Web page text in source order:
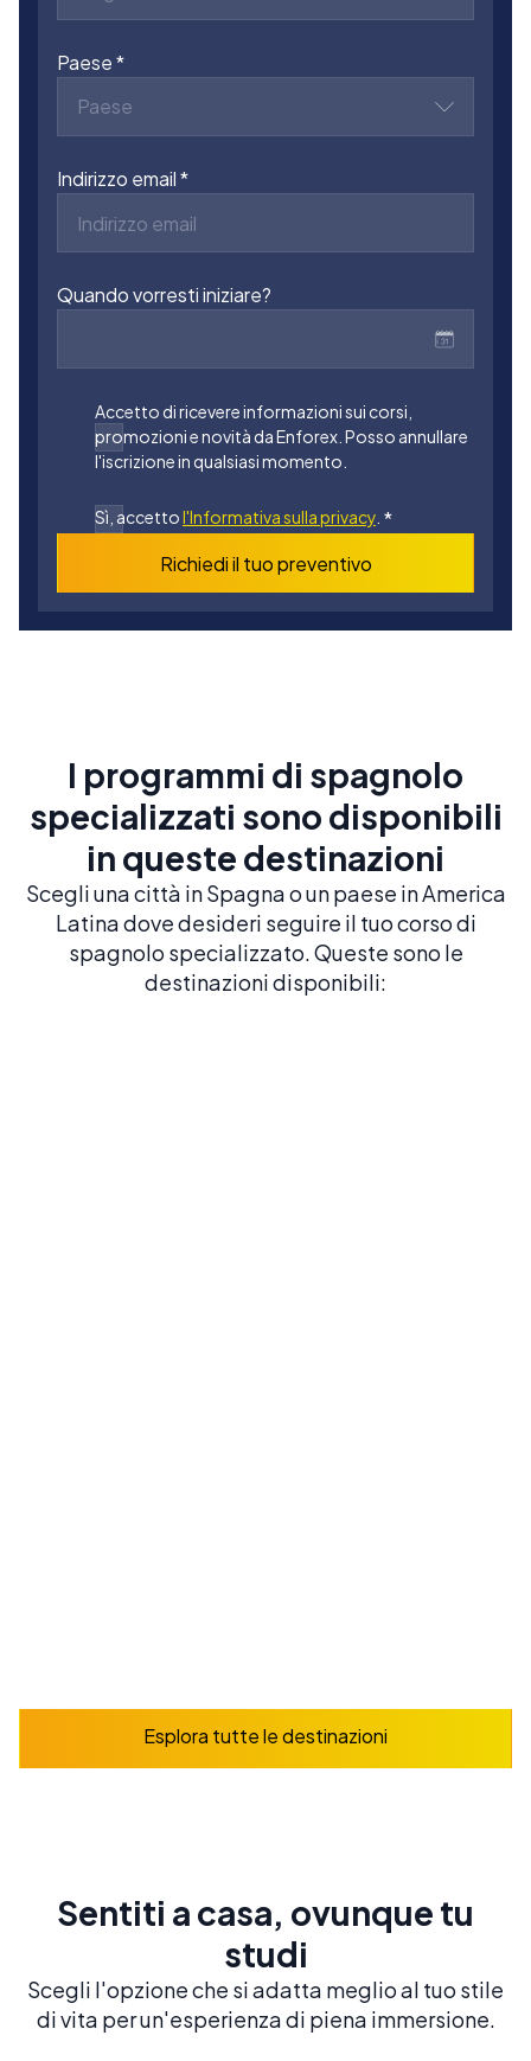
Paese
Paese
Indirizzo email
Quando vorresti iniziare?
Accetto di ricevere informazioni sui corsi,
promozioni e novità da Enforex. Posso annullare
l'iscrizione in qualsiasi momento.
Sì, accettol'Informativa sulla privacy *
Richiedi il tuo preventivo
I programmi di spagnolo
specializzati sono disponibili
in queste destinazioni
Scegli una città in Spagna o un paese in America
Latina dove desideri seguire il tuo corso di
spagnolo specializzato. Queste sono le
destinazioni disponibili:
Esplora tutte le destinazioni
Sentiti a casa, ovunque tu
studi
Scegli l'opzione che si adatta meglio al tuo stile
di vita per un'esperienza di piena immersione.